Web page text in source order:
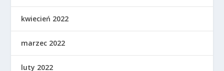
kwiecień 2022
marzec 2022
luty 2022